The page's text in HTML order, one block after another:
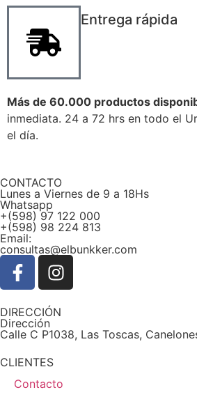
Entrega rápida
Más de 60.000 productos
inmediata. 24 a 72 hrs en todo el
el día.
CONTACTO
Lunes a Viernes de 9 a 18Hs
Whatsapp
+(598) 97 122 000
+(598) 98 224 813
Email:
consultas@elbunkker.com
DIRECCIÓN
Dirección
Calle C P1038, Las Toscas,
CLIENTES
Contacto